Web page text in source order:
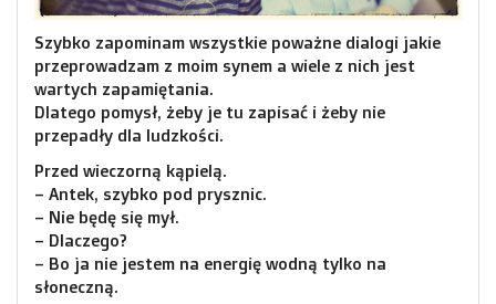
Szybko zapominam wszystkie poważne dialogi jakie
przeprowadzam z moim synem a wiele z nich jest
wartych zapamiętania.
Dlatego pomysł, żeby je tu zapisać i żeby nie
przepadły dla ludzkości.
Przed wieczorną kąpielą.
– Antek, szybko pod prysznic.
– Nie będę się mył.
– Dlaczego?
– Bo ja nie jestem na energię wodną tylko na
słoneczną.